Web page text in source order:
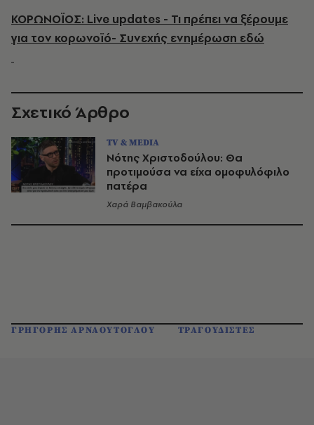
ΚΟΡΩΝΟΪΟΣ: Live updates - Τι πρέπει να ξέρουμε
για τον κορωνοϊό- Συνεχής ενημέρωση εδώ
Σχετικό Άρθρο
TV & MEDIA
Νότης Χριστοδούλου: Θα
προτιμούσα να είχα ομοφυλόφιλο
πατέρα
Χαρά Βαμβακούλα
ΓΡΗΓΟΡΗΣ ΑΡΝΑΟΥΤΟΓΛΟΥ ΤΡΑΓΟΥΔΙΣΤΕΣ